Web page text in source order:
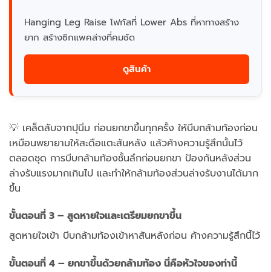
Hanging Leg Raise โฟกัสที่ Lower Abs ที่หาทางสร้าง
ยาก สร้างซิกแพคล่างที่คมชัด
ดูสินค้า
💡 เคล็ดลับจากปุนิ่ม ก่อนยกขาขึ้นทุกครั้ง ให้บีบกล้ามท้องก่อน
เหมือนพยายามให้สะดือแตะสันหลัง แล้วค้างความรู้สึกนั้นไว้
ตลอดชุด การบีบกล้ามท้องชั้นลึกก่อนยกขา ป้องกันหลังส่วน
ล่างรับแรงมากเกินไป และทำให้กล้ามท้องส่วนล่างรับงานได้มาก
ขึ้น
ขั้นตอนที่ 3 – สูดหายใจและเตรียมยกขาขึ้น
สูดหายใจเข้า บีบกล้ามท้องเข้าหาสันหลังก่อน ค้างความรู้สึกนี้ไว้
ขั้นตอนที่ 4 – ยกขาขึ้นด้วยกล้ามท้อง นี่คือหัวใจของท่านี้